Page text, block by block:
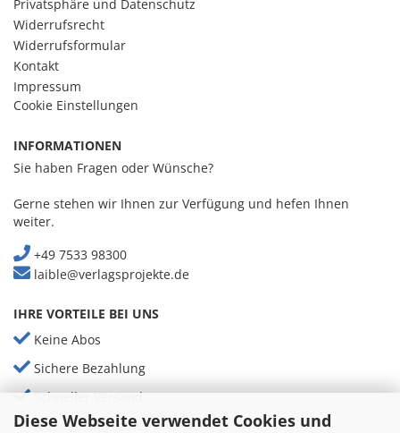
Diese Webseite verwendet Cookies und
Privatsphäre und Datenschutz
Widerrufsrecht
Widerrufsformular
Kontakt
Impressum
Cookie Einstellungen
INFORMATIONEN
Sie haben Fragen oder Wünsche?
Gerne stehen wir Ihnen zur Verfügung und hefen Ihnen
weiter.
+49 7533 98300
laible@verlagsprojekte.de
IHRE VORTEILE BEI UNS
Keine Abos
Sichere Bezahlung
Schneller Versand
Aktuelle Magazine